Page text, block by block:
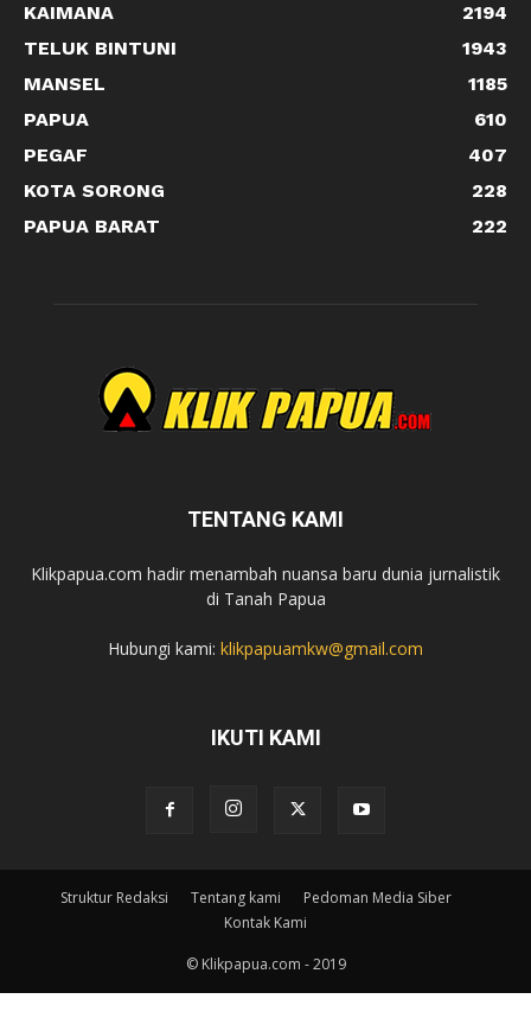
KAIMANA
2194
TELUK BINTUNI
1943
MANSEL
1185
PAPUA
610
PEGAF
407
KOTA SORONG
228
PAPUA BARAT
222
TENTANG KAMI
Klikpapua.com hadir menambah nuansa baru dunia jurnalistik
di Tanah Papua
Hubungi kami: klikpapuamkw@gmail.com
IKUTI KAMI
Struktur Redaksi Tentang kami
Pedoman Media Siber
Kontak Kami
© Klikpapua.com - 2019